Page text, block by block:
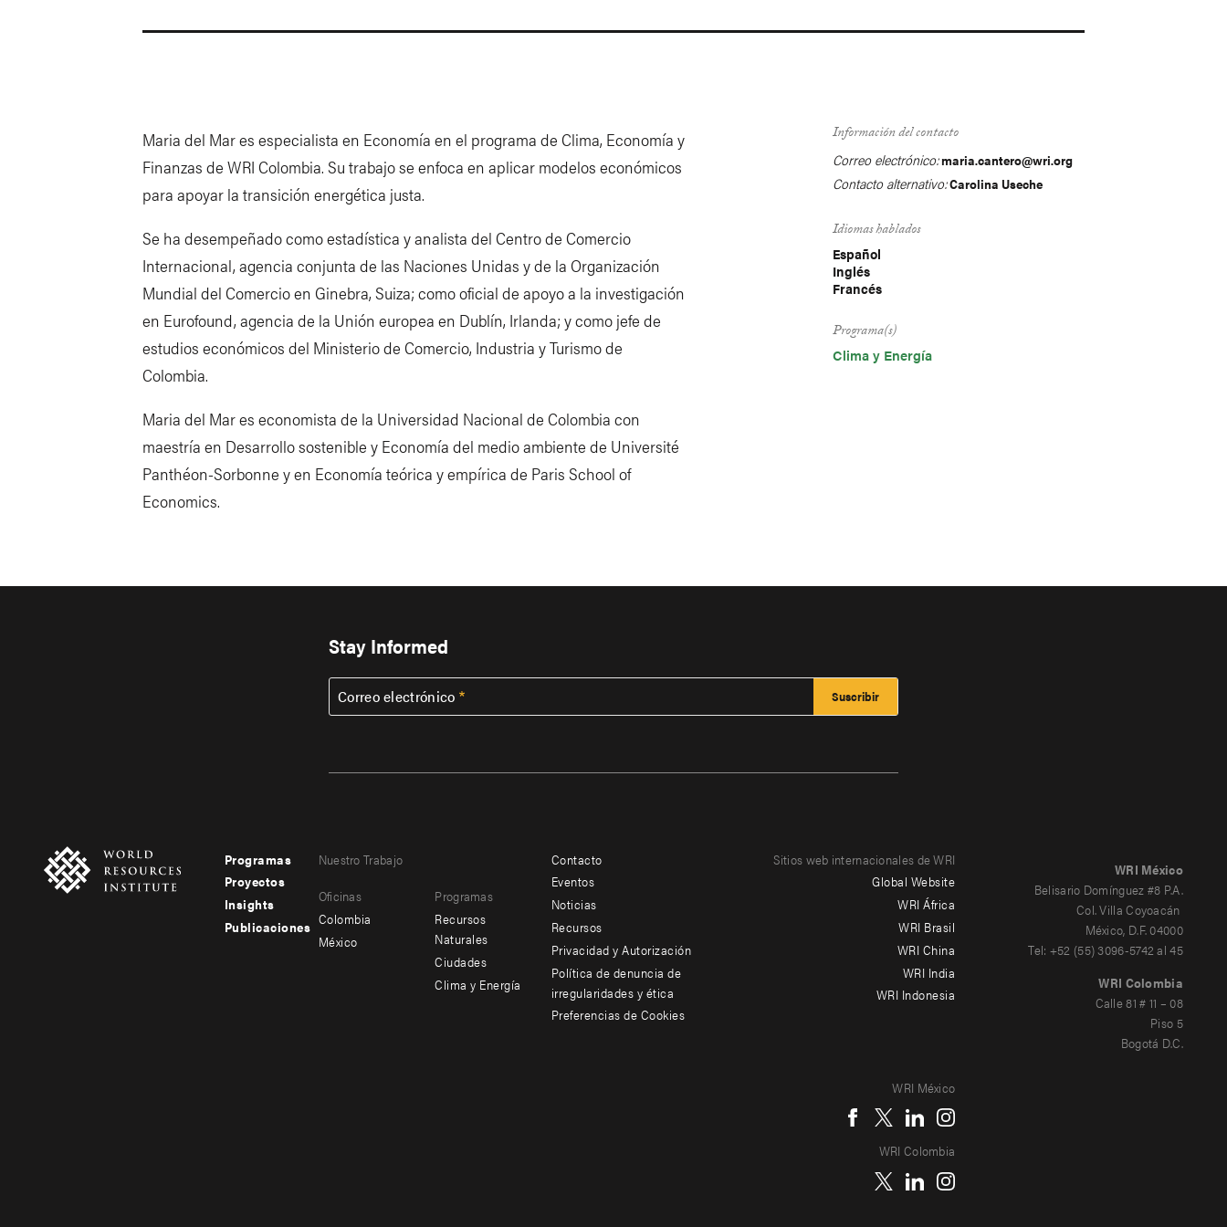
Maria del Mar es especialista en Economía en el programa de Clima, Economía y
Finanzas de WRI Colombia. Su trabajo se enfoca en aplicar modelos económicos
para apoyar la transición energética justa.
Se ha desempeñado como estadística y analista del Centro de Comercio
Internacional, agencia conjunta de las Naciones Unidas y de la Organización
Mundial del Comercio en Ginebra, Suiza; como oficial de apoyo a la investigación
en Eurofound, agencia de la Unión europea en Dublín, Irlanda; y como jefe de
estudios económicos del Ministerio de Comercio, Industria y Turismo de
Colombia.
Maria del Mar es economista de la Universidad Nacional de Colombia con
maestría en Desarrollo sostenible y Economía del medio ambiente de Université
Panthéon-Sorbonne y en Economía teórica y empírica de Paris School of
Economics.
Información del contacto
Correo electrónico:maria.cantero@wri.org
Contacto alternativo:Carolina Useche
Idiomas hablados
Español
Inglés
Francés
Programa(s)
Clima y Energía
Stay Informed
Correo electrónico
Footer
menu
-
Programas
Proyectos
Insights
Publicaciones
menu
-
Nuestro Trabajo
Oficinas
Colombia
México
Programas
Recursos
Naturales
Ciudades
Clima y Energía
Footer
menu
-
Additional
Contacto
Eventos
Noticias
Recursos
Privacidad y Autorización
Política de denuncia de
irregularidades y ética
Preferencias de Cookies
Sitios web internacionales de WRI
Global Website
WRI África
WRI Brasil
WRI China
WRI India
WRI Indonesia
WRI México
Belisario Domínguez #8 P.A.
Col. Villa Coyoacán
México, D.F. 04000
Tel: +52 (55) 3096-5742 al 45
WRI Colombia
Calle 81 # 11 – 08
Piso 5
Bogotá D.C.
WRI México
WRI Colombia